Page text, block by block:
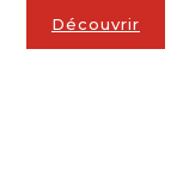
Découvrir